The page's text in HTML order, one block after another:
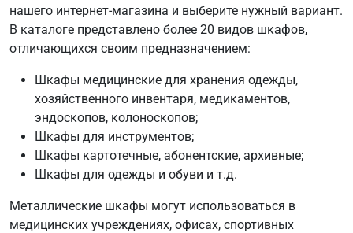
нашего интернет-магазина и выберите нужный вариант.
В каталоге представлено более 20 видов шкафов,
отличающихся своим предназначением:
Шкафы медицинские для хранения одежды,
хозяйственного инвентаря, медикаментов,
эндоскопов, колоноскопов;
Шкафы для инструментов;
Шкафы картотечные, абонентские, архивные;
Шкафы для одежды и обуви и т.д.
Металлические шкафы могут использоваться в
медицинских учреждениях, офисах, спортивных